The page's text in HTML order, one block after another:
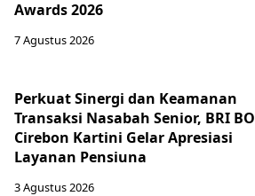
Awards 2026
7 Agustus 2026
Perkuat Sinergi dan Keamanan
Transaksi Nasabah Senior, BRI BO
Cirebon Kartini Gelar Apresiasi
Layanan Pensiuna
3 Agustus 2026